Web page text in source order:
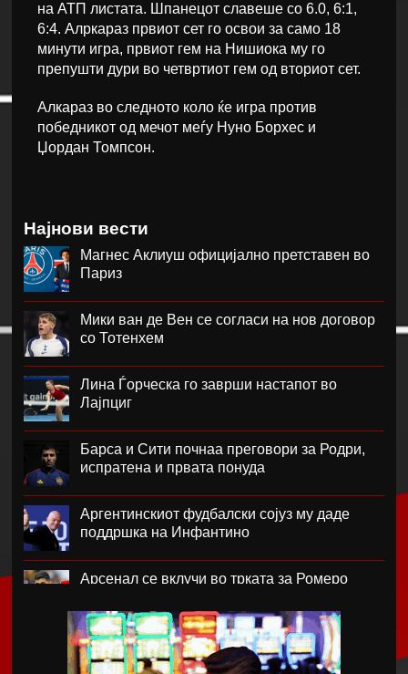
на АТП листата. Шпанецот славеше со 6.0, 6:1,
6:4. Алркараз првиот сет го освои за само 18
минути игра, првиот гем на Нишиока му го
препушти дури во четвртиот гем од вториот сет.
Алкараз во следното коло ќе игра против
победникот од мечот меѓу Нуно Борхес и
Џордан Томпсон.
Најнови вести
Магнес Аклиуш официјално претставен во
Париз
Мики ван де Вен се согласи на нов договор
со Тотенхем
Лина Ѓорческа го заврши настапот во
Лајпциг
Барса и Сити почнаа преговори за Родри,
испратена и првата понуда
Аргентинскиот фудбалски сојуз му даде
поддршка на Инфантино
Арсенал се вклучи во трката за Ромеро
ПСЖ го купи најдобриот фудбалер на
Монако